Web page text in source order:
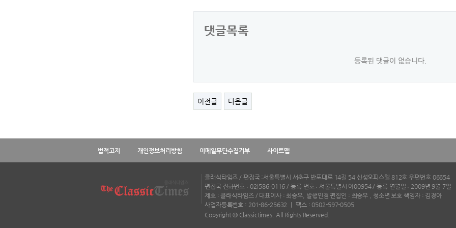
댓글목록
등록된 댓글이 없습니다.
이전글 다음글
법적고지 개인정보처리방침 이메일무단수집거부 사이트맵
클래식타임즈 / 편집국 :서울특별시 서초구 반포대로 14길 54 신성오피스텔 812호 우편번호 06654
편집국 전화번호 : 02)586-0116 / 등록 번호 : 서울특별시 아00954 / 등록 연월일 : 2009년 9월 7일
제호 : 클래식타임즈 / 대표이사 : 최승우, 발행인겸 편집인 : 최승우 , 청소년 보호 책임자 : 김경아
사업자등록번호 : 201-86-25632 ㅣ 팩스 : 0502-597-0505
Copyright © Classictimes. All Rights Reserved.